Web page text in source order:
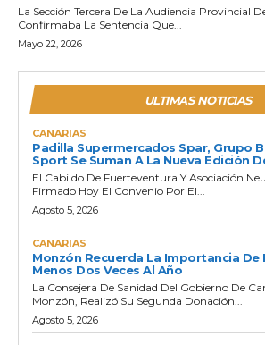
La Sección Tercera De La Audiencia Provincial
Confirmaba La Sentencia Que...
Mayo 22, 2026
ULTIMAS NOTICIAS
CANARIAS
Padilla Supermercados Spar, Grupo
Sport Se Suman A La Nueva Edición
El Cabildo De Fuerteventura Y Asociación
Firmado Hoy El Convenio Por El...
Agosto 5, 2026
CANARIAS
Monzón Recuerda La Importancia De
Menos Dos Veces Al Año
La Consejera De Sanidad Del Gobierno De
Monzón, Realizó Su Segunda Donación...
Agosto 5, 2026